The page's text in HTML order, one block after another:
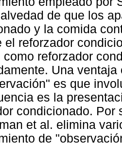
de que los
y la comida
el reforzador
como reforzador
Una
es que
es la
condicionado.
et al. elimina
de